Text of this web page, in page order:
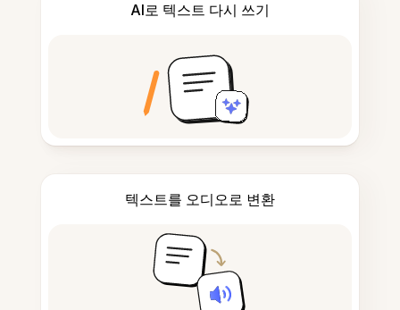
AI로 텍스트 다시 쓰기
텍스트를 오디오로 변환